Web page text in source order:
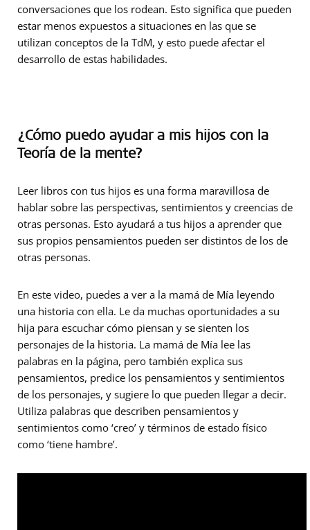
conversaciones que los rodean. Esto significa que pueden
estar menos expuestos a situaciones en las que se
utilizan conceptos de la TdM, y esto puede afectar el
desarrollo de estas habilidades.
¿Cómo puedo ayudar a mis hijos con la
Teoría de la mente?
Leer libros con tus hijos es una forma maravillosa de
hablar sobre las perspectivas, sentimientos y creencias de
otras personas. Esto ayudará a tus hijos a aprender que
sus propios pensamientos pueden ser distintos de los de
otras personas.
En este video, puedes a ver a la mamá de Mía leyendo
una historia con ella. Le da muchas oportunidades a su
hija para escuchar cómo piensan y se sienten los
personajes de la historia. La mamá de Mía lee las
palabras en la página, pero también explica sus
pensamientos, predice los pensamientos y sentimientos
de los personajes, y sugiere lo que pueden llegar a decir.
Utiliza palabras que describen pensamientos y
sentimientos como ‘creo’ y términos de estado físico
como ‘tiene hambre’.